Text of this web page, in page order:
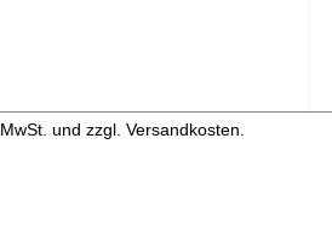
und zzgl. Versandkosten.